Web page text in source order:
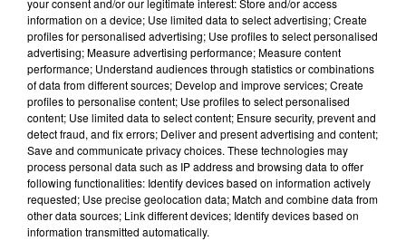
fermer ses portes.
TITRES DIFFUSÉS
8h02
8h02 7h59
7h59
your consent and/or our legitimate interest: Store and/or access
information on a device; Use limited data to select advertising; Create
profiles for personalised advertising; Use profiles to select personalised
advertising; Measure advertising performance; Measure content
performance; Understand audiences through statistics or combinations
of data from different sources; Develop and improve services; Create
profiles to personalise content; Use profiles to select personalised
content; Use limited data to select content; Ensure security, prevent and
detect fraud, and fix errors; Deliver and present advertising and content;
Save and communicate privacy choices. These technologies may
process personal data such as IP address and browsing data to offer
following functionalities: Identify devices based on information actively
requested; Use precise geolocation data; Match and combine data from
other data sources; Link different devices; Identify devices based on
information transmitted automatically.